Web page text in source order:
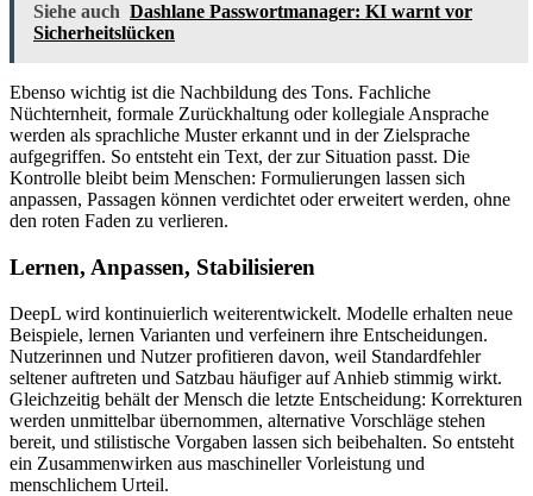
Siehe auch Dashlane Passwortmanager: KI warnt vor
Sicherheitslücken
Ebenso wichtig ist die Nachbildung des Tons. Fachliche
Nüchternheit, formale Zurückhaltung oder kollegiale Ansprache
werden als sprachliche Muster erkannt und in der Zielsprache
aufgegriffen. So entsteht ein Text, der zur Situation passt. Die
Kontrolle bleibt beim Menschen: Formulierungen lassen sich
anpassen, Passagen können verdichtet oder erweitert werden, ohne
den roten Faden zu verlieren.
Lernen, Anpassen, Stabilisieren
DeepL wird kontinuierlich weiterentwickelt. Modelle erhalten neue
Beispiele, lernen Varianten und verfeinern ihre Entscheidungen.
Nutzerinnen und Nutzer profitieren davon, weil Standardfehler
seltener auftreten und Satzbau häufiger auf Anhieb stimmig wirkt.
Gleichzeitig behält der Mensch die letzte Entscheidung: Korrekturen
werden unmittelbar übernommen, alternative Vorschläge stehen
bereit, und stilistische Vorgaben lassen sich beibehalten. So entsteht
ein Zusammenwirken aus maschineller Vorleistung und
menschlichem Urteil.